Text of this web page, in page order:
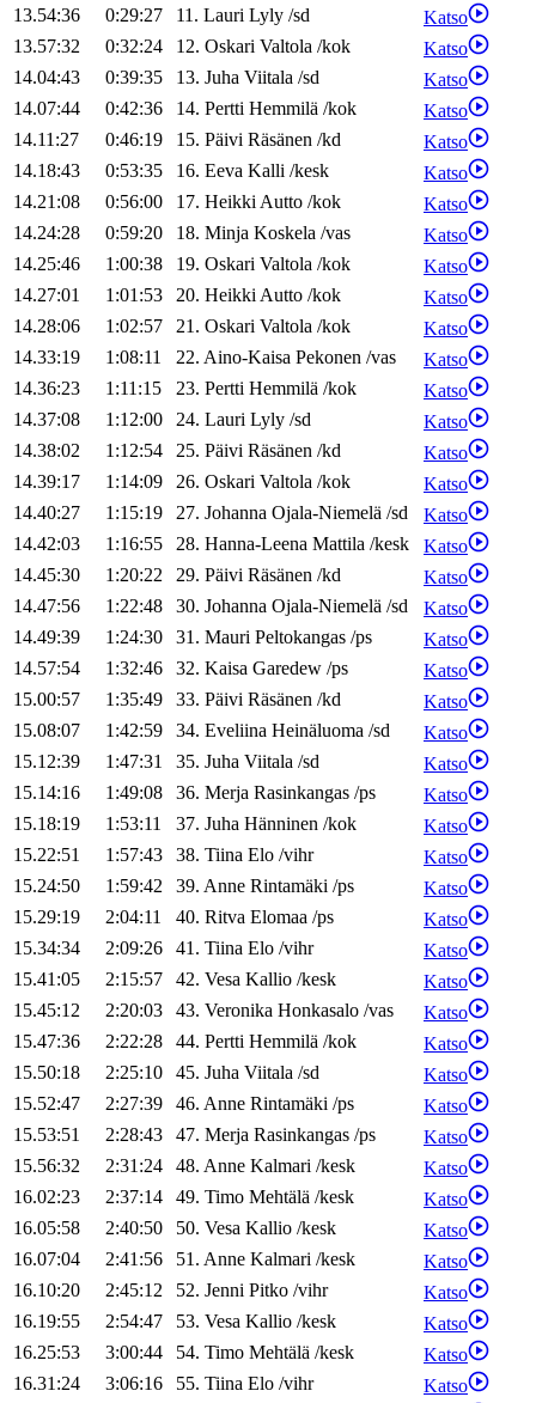
13.54:36
0:29:27 11. Lauri Lyly /sd
Katso
13.57:32
0:32:24 12. Oskari Valtola /kok
Katso
14.04:43
0:39:35 13. Juha Viitala /sd
Katso
14.07:44
0:42:36 14. Pertti Hemmilä /kok
Katso
14.11:27
0:46:19 15. Päivi Räsänen /kd
Katso
14.18:43
0:53:35 16. Eeva Kalli /kesk
Katso
14.21:08
0:56:00 17. HeikkiAutto /kok
Katso
14.24:28
0:59:20 18. Minja Koskela /vas
Katso
14.25:46
1:00:38 19. Oskari Valtola /kok
Katso
14.27:01
1:01:53 20. HeikkiAutto /kok
Katso
14.28:06
1:02:57 21. Oskari Valtola /kok
Katso
14.33:19
1:08:11 22. Aino-Kaisa Pekonen /vas
Katso
14.36:23
1:11:15 23. Pertti Hemmilä /kok
Katso
14.37:08
1:12:00 24. Lauri Lyly /sd
Katso
14.38:02
1:12:54 25. Päivi Räsänen /kd
Katso
14.39:17
1:14:09 26. Oskari Valtola /kok
Katso
14.40:27
1:15:19 27. Johanna Ojala-Niemelä /sd
Katso
14.42:03
1:16:55 28. Hanna-Leena Mattila /kesk
Katso
14.45:30
1:20:22 29. Päivi Räsänen /kd
Katso
14.47:56
1:22:48 30. Johanna Ojala-Niemelä /sd
Katso
14.49:39
1:24:30 31. Mauri Peltokangas /ps
Katso
14.57:54
1:32:46 32. Kaisa Garedew /ps
Katso
15.00:57
1:35:49 33. Päivi Räsänen /kd
Katso
15.08:07
1:42:59 34. Eveliina Heinäluoma /sd
Katso
15.12:39
1:47:31 35. Juha Viitala /sd
Katso
15.14:16
1:49:08 36. Merja Rasinkangas /ps
Katso
15.18:19
1:53:11 37. Juha Hänninen /kok
Katso
15.22:51
1:57:43 38. Tiina Elo /vihr
Katso
15.24:50
1:59:42 39. Anne Rintamäki /ps
Katso
15.29:19
2:04:11 40. Ritva Elomaa /ps
Katso
15.34:34
2:09:26 41. Tiina Elo /vihr
Katso
15.41:05
2:15:57 42. Vesa Kallio /kesk
Katso
15.45:12
2:20:03 43. Veronika Honkasalo /vas
Katso
15.47:36
2:22:28 44. Pertti Hemmilä /kok
Katso
15.50:18
2:25:10 45. Juha Viitala /sd
Katso
15.52:47
2:27:39 46. Anne Rintamäki /ps
Katso
15.53:51
2:28:43 47. Merja Rasinkangas /ps
Katso
15.56:32
2:31:24 48. Anne Kalmari /kesk
Katso
16.02:23
2:37:14 49. Timo Mehtälä /kesk
Katso
16.05:58
2:40:50 50. Vesa Kallio /kesk
Katso
16.07:04
2:41:56 51. Anne Kalmari /kesk
Katso
16.10:20
2:45:12 52. Jenni Pitko /vihr
Katso
16.19:55
2:54:47 53. Vesa Kallio /kesk
Katso
16.25:53
3:00:44 54. Timo Mehtälä /kesk
Katso
16.31:24
3:06:16 55. Tiina Elo /vihr
Katso